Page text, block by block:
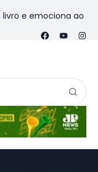
e emociona ao contar